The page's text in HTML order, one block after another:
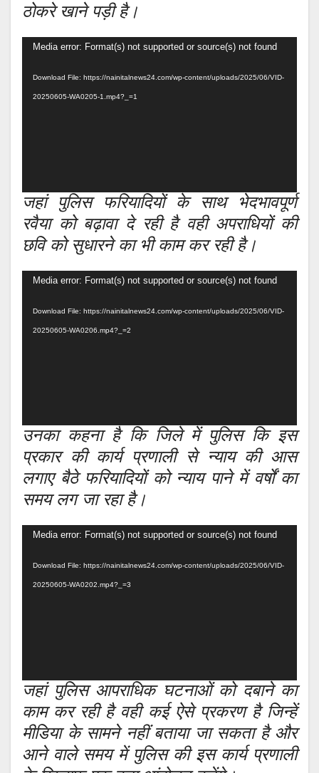
ठोकरे खाने पड़ी है।
Video
Media error: Format(s) not supported or source(s) not found
Download File: https://nainitalnews24.com/wp-content/uploads/2025/06/VID-
20250605-WA0205-1.mp4?_=1
जहां पुलिस फरियादियों के साथ भेदभावपूर्ण
रवैया को बढ़ावा दे रही है वही अपराधियों की
छवि को सुधारने का भी काम कर रही है।
Video
Media error: Format(s) not supported or source(s) not found
Download File: https://nainitalnews24.com/wp-content/uploads/2025/06/VID-
20250605-WA0206.mp4?_=2
उनका कहना है कि जिले में पुलिस कि इस
प्रकार की कार्य प्रणाली से न्याय की आस
लगाए बैठे फरियादियों को न्याय पाने में वर्षों का
समय लग जा रहा है।
Video
Media error: Format(s) not supported or source(s) not found
Download File: https://nainitalnews24.com/wp-content/uploads/2025/06/VID-
20250605-WA0202.mp4?_=3
जहां पुलिस आपराधिक घटनाओं को दबाने का
काम कर रही है वही कई ऐसे प्रकरण है जिन्हें
मीडिया के सामने नहीं बताया जा सकता है और
आने वाले समय में पुलिस की इस कार्य प्रणाली